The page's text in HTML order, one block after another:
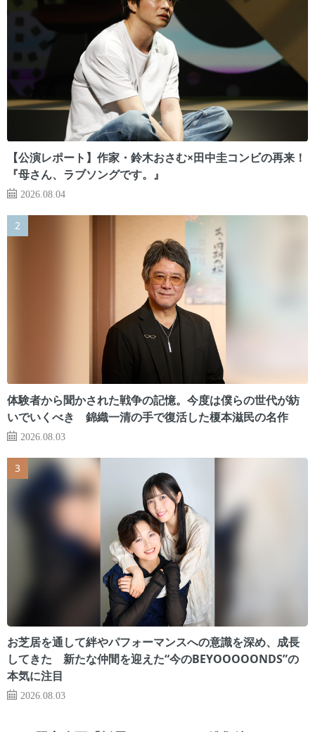
【公演レポート】作家・鈴木おさむ×田中圭コンビの再来！
『母さん、ラブソングです。』
2026.08.04
体験者から聞かされた戦争の記憶。今度は僕らの世代が紡
いでいくべき 錦織一清の手で復活した榎本滋民の名作
2026.08.03
お芝居を通して絆やパフォーマンスへの意識を深め、成長
してきた 新たな仲間を迎えた“今のBEYOOOOONDS”の
本気に注目
2026.08.03